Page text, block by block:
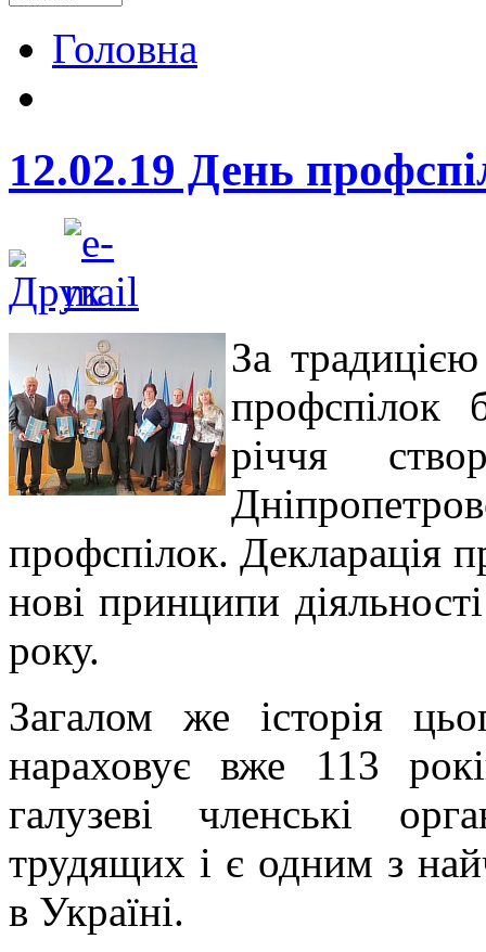
Головна
12.02.19 День
За
профспілок
річчя
профспілок. Декларація
нові принципи
року.
Загалом же історія
нараховує вже 113
галузеві членські
трудящих і є одним з
в Україні.